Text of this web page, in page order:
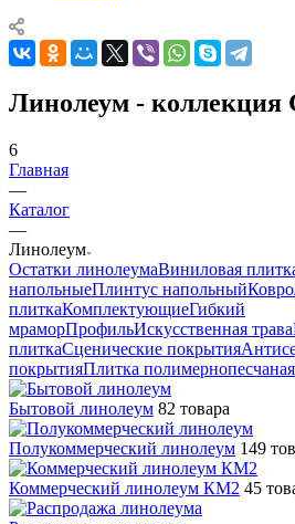
Линолеум - коллекция
6
Главная
—
Каталог
—
Линолеум
Остатки линолеумаВиниловая
напольныеПлинтус напольный
плиткаКомплектующиеГибкий
мраморПрофильИскусственная трава
плиткаСценические покрытия
покрытияПлитка полимернопесчаная
Бытовой линолеум 82 товара
Полукоммерческий линолеум 149
Коммерческий линолеум КМ2 45